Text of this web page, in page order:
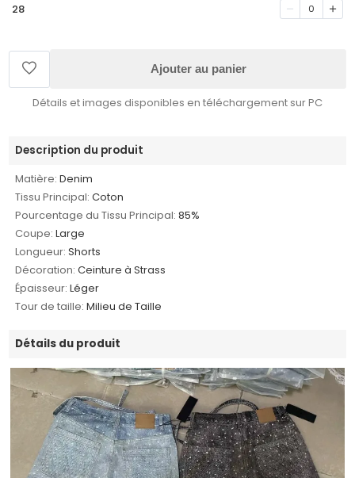
28 0
Ajouter au panier
Détails et images disponibles en téléchargement sur PC
Description du produit
Matière: Denim
Tissu Principal: Coton
Pourcentage du Tissu Principal: 85%
Coupe: Large
Longueur: Shorts
Décoration: Ceinture à Strass
Épaisseur: Léger
Tour de taille: Milieu de Taille
Détails du produit